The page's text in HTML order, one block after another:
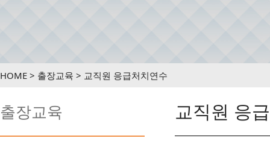
HOME > 출장교육 > 교직원 응급처치연수
출장교육 교직원 응